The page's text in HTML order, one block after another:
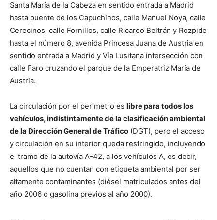
Santa María de la Cabeza en sentido entrada a Madrid
hasta puente de los Capuchinos, calle Manuel Noya, calle
Cerecinos, calle Fornillos, calle Ricardo Beltrán y Rozpide
hasta el número 8, avenida Princesa Juana de Austria en
sentido entrada a Madrid y Vía Lusitana intersección con
calle Faro cruzando el parque de la Emperatriz María de
Austria.
La circulación por el perímetro es libre para todos los
vehículos, indistintamente de la clasificación ambiental
de la Dirección General de Tráfico (DGT), pero el acceso
y circulación en su interior queda restringido, incluyendo
el tramo de la autovía A-42, a los vehículos A, es decir,
aquellos que no cuentan con etiqueta ambiental por ser
altamente contaminantes (diésel matriculados antes del
año 2006 o gasolina previos al año 2000).